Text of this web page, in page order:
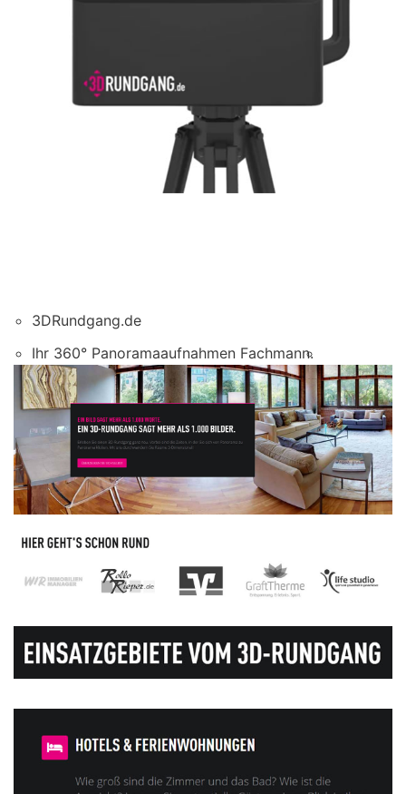
3DRundgang.de
Ihr 360° Panoramaaufnahmen Fachmann.